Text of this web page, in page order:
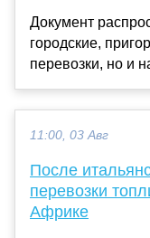
Документ
городские,
перевозки, но и
11:00, 03 Авг
После
перевозки
Африке